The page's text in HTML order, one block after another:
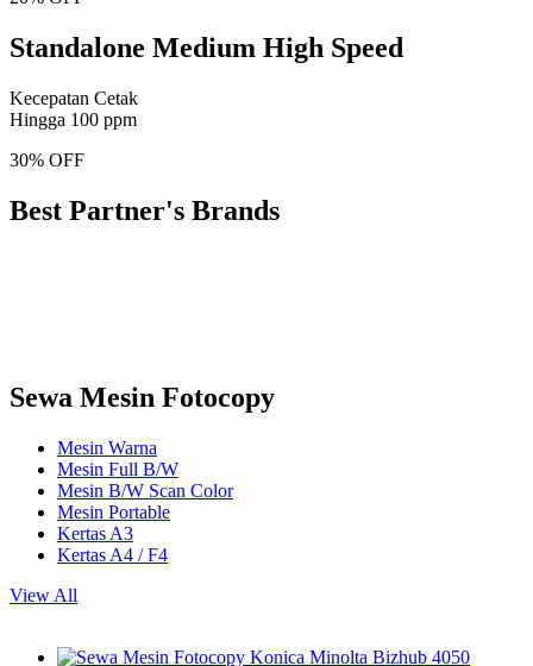
Standalone Medium High Speed
Kecepatan Cetak
Hingga 100 ppm
30% OFF
Best Partner's Brands
Sewa Mesin Fotocopy
Mesin Warna
Mesin Full B/W
Mesin B/W Scan Color
Mesin Portable
Kertas A3
Kertas A4 / F4
View All